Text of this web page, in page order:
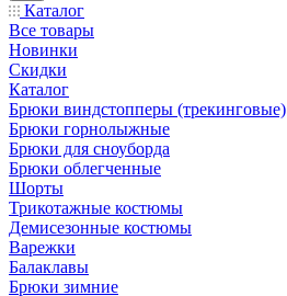
Каталог
Все товары
Новинки
Скидки
Каталог
Брюки виндстопперы (трекинговые)
Брюки горнолыжные
Брюки для сноуборда
Брюки облегченные
Шорты
Трикотажные костюмы
Демисезонные костюмы
Варежки
Балаклавы
Брюки зимние